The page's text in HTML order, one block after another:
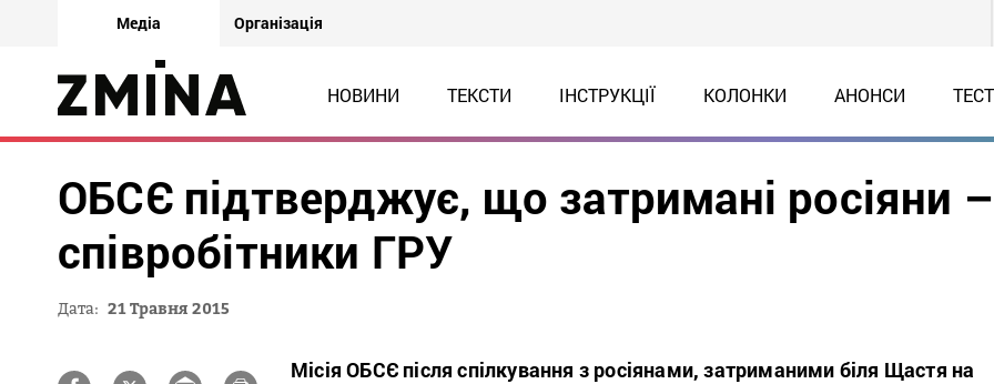
Медіа Організація
НОВИНИ ТЕКСТИ ІНСТРУКЦІЇ КОЛОНКИ АНОНСИ
ОБСЄ підтверджує, що затримані росіяни
співробітники ГРУ
Дата: 21 Травня 2015
Місія ОБСЄ після спілкування з росіянами, затриманими біля Щастя на